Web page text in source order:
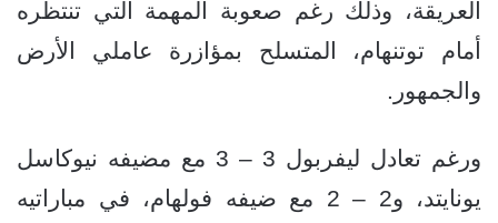
العريقة، وذلك رغم صعوبة المهمة التي تنتظره
أمام توتنهام، المتسلح بمؤازرة عاملي الأرض
والجمهور.
ورغم تعادل ليفربول 3 – 3 مع مضيفه نيوكاسل
يونايتد، و2 – 2 مع ضيفه فولهام، في مباراتيه